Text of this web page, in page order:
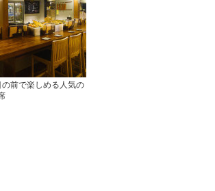
前で楽しめる人気の